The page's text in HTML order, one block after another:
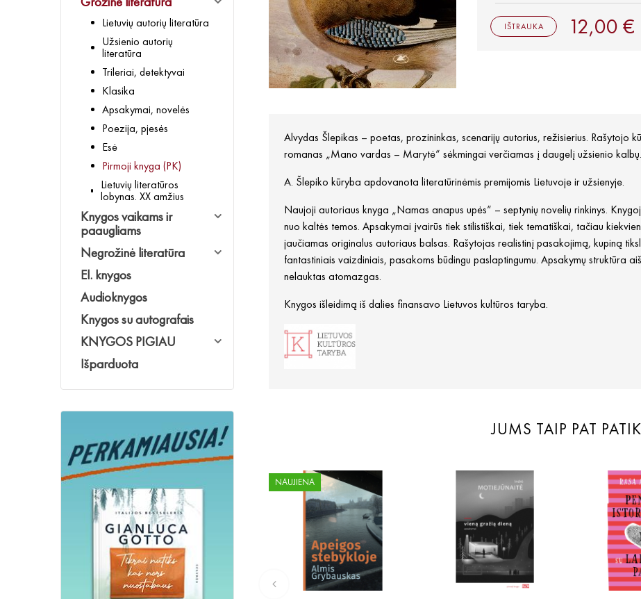
Lietuvių autorių literatūra
Užsienio autorių
literatūra
Trileriai, detektyvai
Klasika
Apsakymai, novelės
Poezija, pjesės
Esė
Pirmoji knyga (PK)
Lietuvių literatūros
lobynas. XX amžius
Knygos vaikams ir
paaugliams
Negrožinė literatūra
El. knygos
Audioknygos
Knygos su autografais
KNYGOS PIGIAU
Išparduota
IŠTRAUKA 12,00 €
Alvydas Šlepikas – poetas, prozininkas, scenarijų autorius, režisierius. Rašytojo
romanas „Mano vardas – Marytė“ sėkmingai verčiamas į daugelį užsienio kalbų.
A. Šlepiko kūryba apdovanota literatūrinėmis premijomis Lietuvoje ir užsienyje.
Naujoji autoriaus knyga „Namas anapus upės“ – septynių novelių rinkinys.
nuo kaltės temos. Apsakymai įvairūs tiek stilistiškai, tiek tematiškai, tačiau
jaučiamas originalus autoriaus balsas. Rašytojas realistinį pasakojimą, kupiną
fantastiniais vaizdiniais, pasakoms būdingu paslaptingumu. Apsakymų struktūra
nelauktas atomazgas.
Knygos išleidimą iš dalies finansavo Lietuvos kultūros taryba.
JUMS TAIP PAT
NAUJIENA